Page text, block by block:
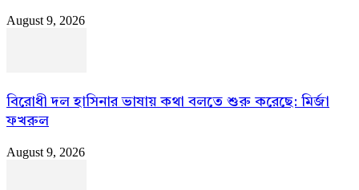
August 9, 2026
বিরোধী দল হাসিনার ভাষায় কথা বলতে শুরু করেছে: মির্জা
ফখরুল
August 9, 2026